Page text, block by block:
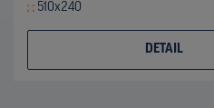
510x240
DETAIL